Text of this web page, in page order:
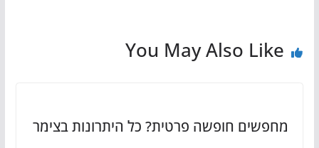
You May Also Like
מחפשים חופשה פרטית? כל היתרונות בצימר